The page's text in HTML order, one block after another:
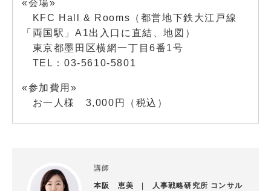
«会場»
KFC Hall & Rooms（都営地下鉄大江戸線
「両国駅」A1出入口に直結、地図 ）
東京都墨田区横網一丁目6番1号
TEL：03-5610-5801
«参加費用»
お一人様 3,000円（税込）
講師
本阪 恵美
人事戦略研究所 コンサル